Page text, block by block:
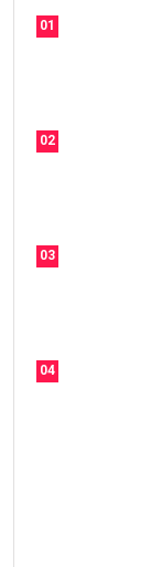
01
02
03
04